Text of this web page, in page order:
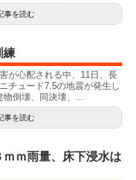
事を読む
練
が心配される中、11日、長
チュード7.5の地震が発生し
物倒壊、同決壊、...
事を読む
ｍ雨量、床下浸水は